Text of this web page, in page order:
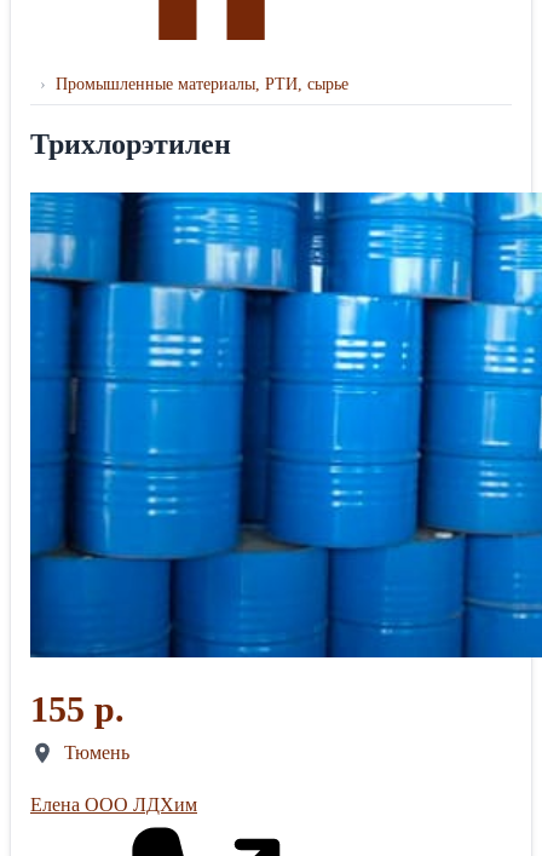
› Промышленные материалы, РТИ, сырье
Трихлорэтилен
155 р.
Тюмень
Елена ООО ЛДХим